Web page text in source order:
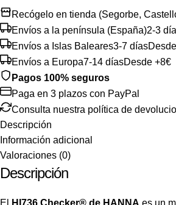
Recógelo en tienda (Segorbe,
Envíos a la península (España)2-3
Envíos a Islas Baleares3-7 días
Envíos a Europa7-14 díasDesde +8€
Pagos 100% seguros
Paga en 3 plazos con PayPal
Consulta nuestra política de
Descripción
Información adicional
Valoraciones (0)
Descripción
El HI736 Checker® de HANNA es un